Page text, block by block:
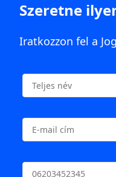
Szeretne
Iratkozzon fel a